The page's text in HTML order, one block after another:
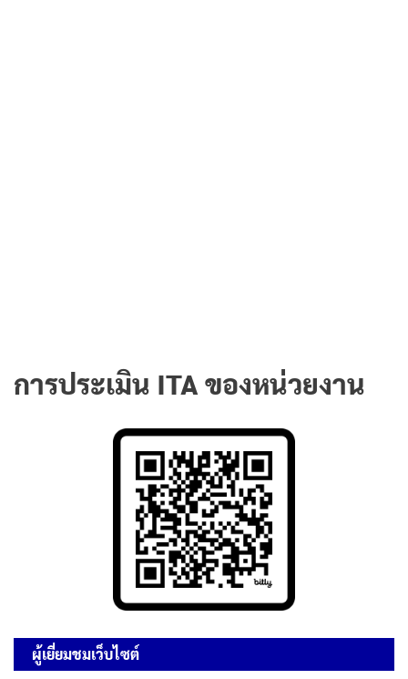
การประเมิน ITA ของหน่วยงาน
ผู้เยี่ยมชมเว็บไซต์